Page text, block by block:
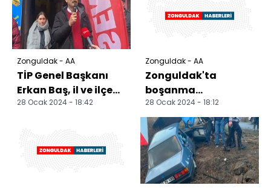
Zonguldak - AA
TİP Genel Başkanı
Erkan Baş, il ve ilçe
başkanlıklarının
28 Ocak 2024 - 18:42
Zonguldak - AA
Zonguldak'ta
boşanma
aşamasındaki eşini
öldüren zanlı
tutuklandı
28 Ocak 2024 - 18:12